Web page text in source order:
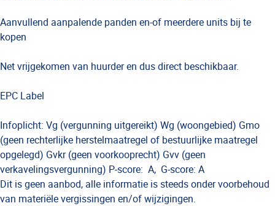
Aanvullend aanpalende panden en-of meerdere units bij te
kopen
Net vrijgekomen van huurder en dus direct beschikbaar.
EPC Label
Infoplicht: Vg (vergunning uitgereikt) Wg (woongebied) Gmo
(geen rechterlijke herstelmaatregel of bestuurlijke maatregel
opgelegd) Gvkr (geen voorkooprecht) Gvv (geen
verkavelingsvergunning) P-score: A, G-score: A
Dit is geen aanbod, alle informatie is steeds onder voorbehoud
van materiële vergissingen en/of wijzigingen.